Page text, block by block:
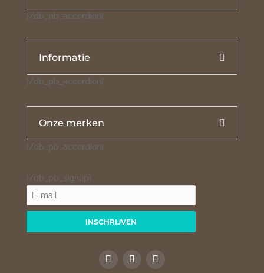
[/db_pb_accordion]
Informatie
[/db_pb_accordion]
Onze merken
[/db_pb_accordion]
[/db_pb_signup]
INSCHRIJVEN